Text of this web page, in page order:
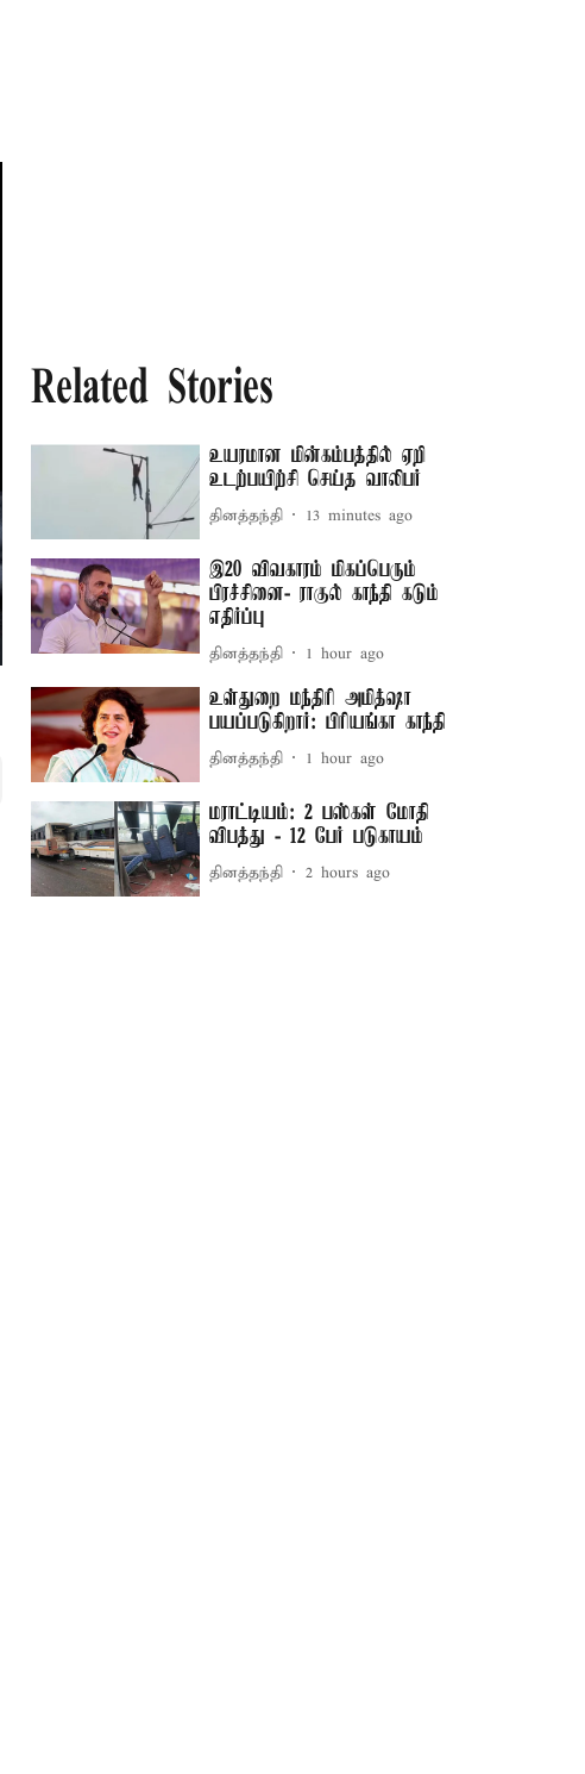
Related Stories
உயரமான மின்கம்பத்தில் ஏறி
உடற்பயிற்சி செய்த வாலிபர்
தினத்தந்தி 13 minutes ago
இ20 விவகாரம் மிகப்பெரும்
பிரச்சினை- ராகுல் காந்தி கடும்
எதிர்ப்பு
தினத்தந்தி 1 hour ago
உள்துறை மந்திரி அமித்ஷா
பயப்படுகிறார்: பிரியங்கா காந்தி
தினத்தந்தி 1 hour ago
மராட்டியம்: 2 பஸ்கள் மோதி
விபத்து - 12 பேர் படுகாயம்
தினத்தந்தி 2 hours ago